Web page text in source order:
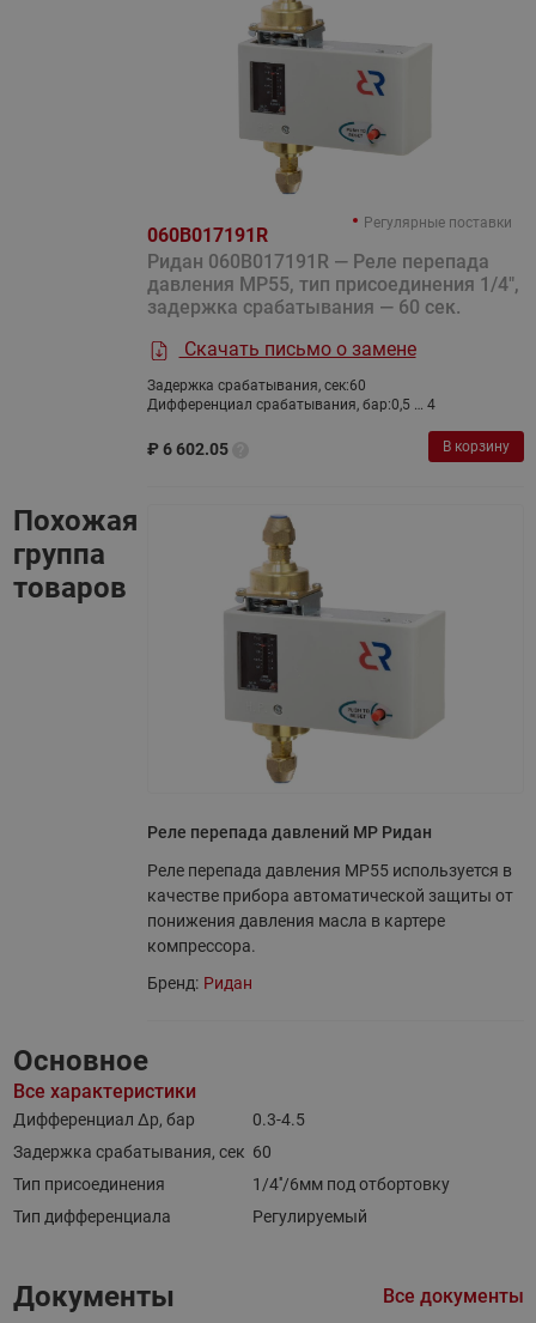
060B017191R
Ридан 060B017191R — Реле перепада
давления MP55, тип присоединения 1/4",
задержка срабатывания — 60 сек.
Скачать письмо о замене
Задержка срабатывания, сек:60
Дифференциал срабатывания, бар:0,5 … 4
₽ 6 602.05
Регулярные поставки
В корзину
Похожая
группа
товаров
Реле перепада давлений MP Ридан
Реле перепада давления МР55 используется в
качестве прибора автоматической защиты от
понижения давления масла в картере
компрессора.
Бренд: Ридан
Основное
Все характеристики
Дифференциал Δр, бар
0.3-4.5
Задержка срабатывания, сек 60
Тип присоединения
1/4''/6мм под отбортовку
Тип дифференциала
Регулируемый
Документы Все документы